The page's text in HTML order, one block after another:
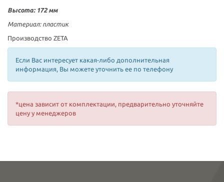
Высота: 172 мм
Материал: пластик
Производство ZETA
Если Вас интересует какая-либо дополнительная
информация, Вы можете уточнить ее по телефону
*цена зависит от комплектации, предварительно уточняйте
цену у менеджеров